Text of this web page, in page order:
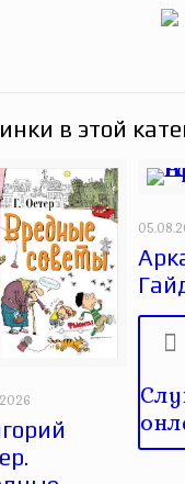
в этой